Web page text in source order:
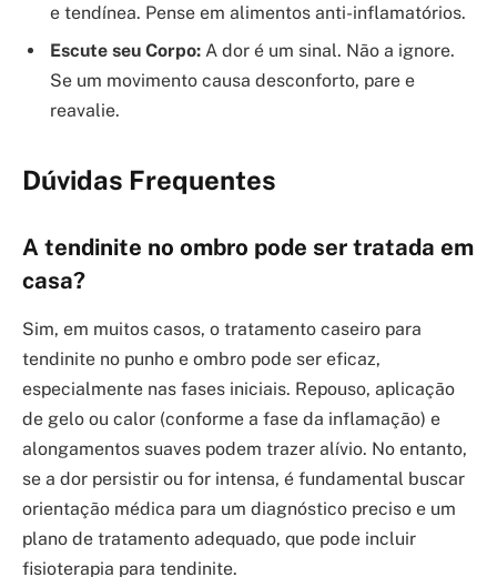
e tendínea. Pense em alimentos anti-inflamatórios.
Escute seu Corpo: A dor é um sinal. Não a ignore.
Se um movimento causa desconforto, pare e
reavalie.
Dúvidas Frequentes
A tendinite no ombro pode ser tratada em
casa?
Sim, em muitos casos, o tratamento caseiro para
tendinite no punho e ombro pode ser eficaz,
especialmente nas fases iniciais. Repouso, aplicação
de gelo ou calor (conforme a fase da inflamação) e
alongamentos suaves podem trazer alívio. No entanto,
se a dor persistir ou for intensa, é fundamental buscar
orientação médica para um diagnóstico preciso e um
plano de tratamento adequado, que pode incluir
fisioterapia para tendinite.